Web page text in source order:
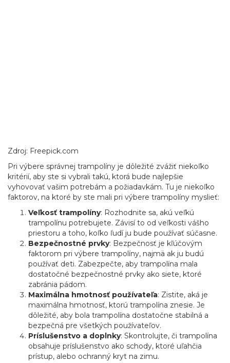
Zdroj: Freepick.com
Pri výbere správnej trampolíny je dôležité zvážiť niekoľko
kritérií, aby ste si vybrali takú, ktorá bude najlepšie
vyhovovať vašim potrebám a požiadavkám. Tu je niekoľko
faktorov, na ktoré by ste mali pri výbere trampolíny myslieť:
Veľkosť trampolíny: Rozhodnite sa, akú veľkú
trampolínu potrebujete. Závisí to od veľkosti vášho
priestoru a toho, koľko ľudí ju bude používať súčasne.
Bezpečnostné prvky: Bezpečnosť je kľúčovým
faktorom pri výbere trampolíny, najmä ak ju budú
používať deti. Zabezpečte, aby trampolína mala
dostatočné bezpečnostné prvky ako siete, ktoré
zabránia pádom.
Maximálna hmotnosť používateľa: Zistite, aká je
maximálna hmotnosť, ktorú trampolína znesie. Je
dôležité, aby bola trampolína dostatočne stabilná a
bezpečná pre všetkých používateľov.
Príslušenstvo a doplnky: Skontrolujte, či trampolína
obsahuje príslušenstvo ako schody, ktoré uľahčia
prístup, alebo ochranný kryt na zimu.